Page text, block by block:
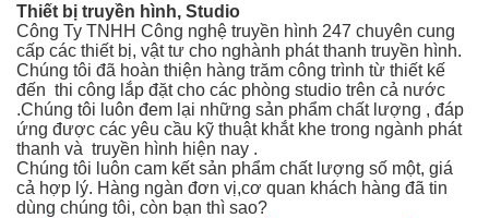
Thiết bị truyền hình, Studio
Công Ty TNHH Công nghệ truyền hình 247 chuyên cung
cấp các thiết bị, vật tư cho nghành phát thanh truyền hình.
Chúng tôi đã hoàn thiện hàng trăm công trình từ thiết kế
đến thi công lắp đặt cho các phòng studio trên cả nước
.Chúng tôi luôn đem lại những sản phẩm chất lượng , đáp
ứng được các yêu cầu kỹ thuật khắt khe trong ngành phát
thanh và truyền hình hiện nay .
Chúng tôi luôn cam kết sản phẩm chất lượng số một, giá
cả hợp lý. Hàng ngàn đơn vị,cơ quan khách hàng đã tin
dùng chúng tôi, còn bạn thì sao?